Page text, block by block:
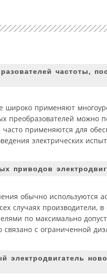
частоты,
широко применяют
можно
применяются для
электрических
приводов
обычно используются
случаях производители, в
по максимально
с ограниченной